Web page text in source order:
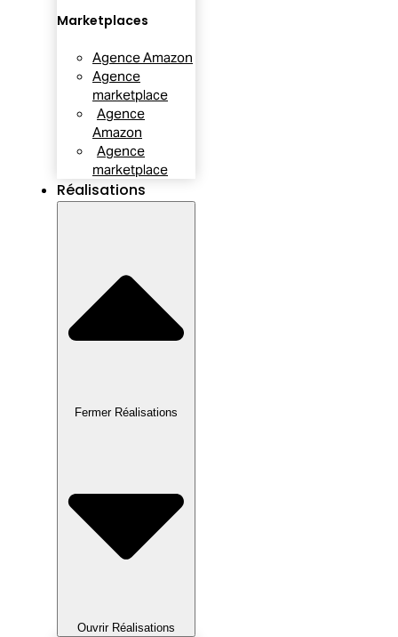
Marketplaces
Agence Amazon
Agence
marketplace
Agence
Amazon
Agence
marketplace
Réalisations
Fermer Réalisations
Ouvrir Réalisations